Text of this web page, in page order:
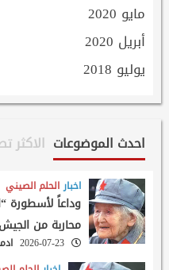
مايو 2020
أبريل 2020
يوليو 2018
احدث الموضوعات الاكثر
اخبار الحلم الصيني
وداعاً لأسطورة
محاربة من الجيش
2026-07-23